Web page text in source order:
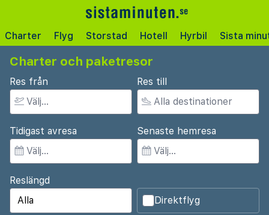
Charter Flyg Storstad Hotell Hyrbil Sista
Charter och paketresor
Res från Res till
Tidigast avresa Senaste hemresa
Reslängd
Direktflyg